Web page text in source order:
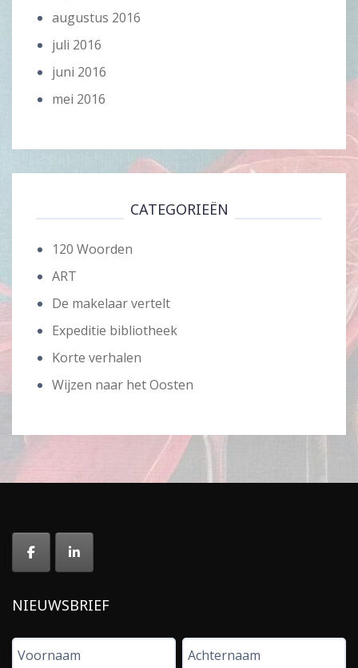
augustus 2016
juli 2016
juni 2016
mei 2016
CATEGORIEËN
120 Woorden
ART
De makelaar vertelt
Expeditie bibliotheek
Korte verhalen
Wijzen naar het Oosten
NIEUWSBRIEF